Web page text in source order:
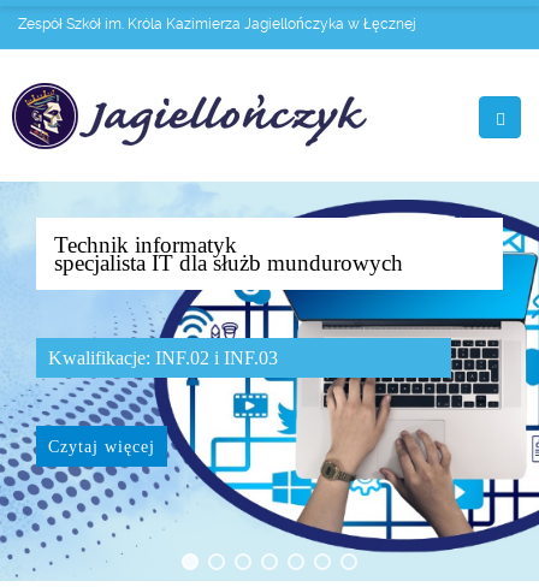
Zespół Szkół im. Króla Kazimierza Jagiellończyka w Łęcznej
Technik informatyk
specjalista IT dla służb mundurowych
Kwalifikacje: INF.02 i INF.03
Czytaj więcej